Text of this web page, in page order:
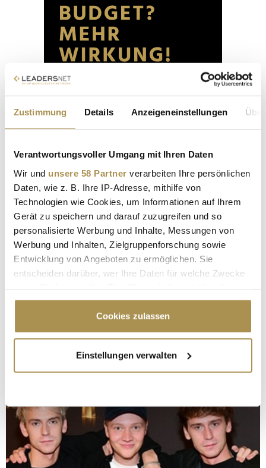
Zustimmung Details Anzeigeneinstellungen
Verantwortungsvoller Umgang mit Ihren Daten
Wir und unsere 58 Partner verarbeiten Ihre persönlichen
Daten, wie z. B. Ihre IP-Adresse, mithilfe von
Technologien wie Cookies, um Informationen auf Ihrem
Gerät zu speichern und darauf zuzugreifen und so
personalisierte Werbung und Inhalte, Messungen von
Werbung und Inhalten, Zielgruppenforschung sowie
Entwicklung von Angeboten zu ermöglichen. Sie
entscheiden darüber, wer Ihre Daten für welche Zwecke
Cookie-Erklärung oder durch Klicken auf das Privacy
Trigger Symbol ändern oder widerrufen
Informationen über Ihre geografische Lage
erfassen, welche bis auf einige Meter genau sein
bestimmten Merkmalen (Fingerprinting) identifizieren
Erfahren Sie mehr darüber, wie Ihre persönlichen Daten
verarbeitet werden, und legen Sie Ihre Präferenzen im
Abschnitt Einzelheitenfest.
Cookies zulassen
Einstellungen verwalten